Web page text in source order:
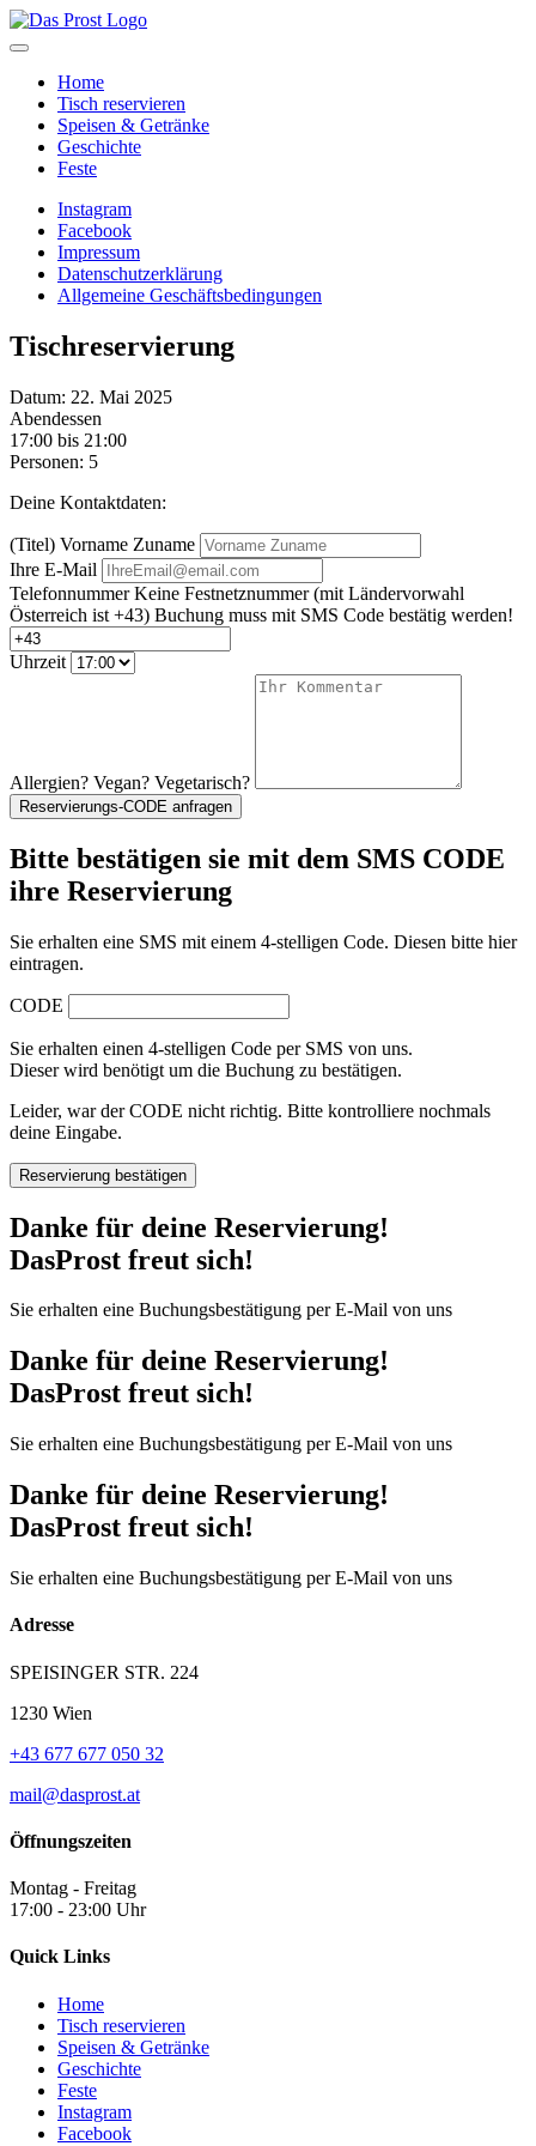
Home
Tisch reservieren
Speisen & Getränke
Geschichte
Feste
Instagram
Facebook
Impressum
Datenschutzerklärung
Allgemeine Geschäftsbedingungen
Tischreservierung
Datum: 22. Mai 2025
Abendessen
17:00 bis 21:00
Personen: 5
Deine Kontaktdaten:
(Titel) Vorname Zuname
Ihre E-Mail
TelefonnummerKeine Festnetznummer (mit Ländervorwahl
Österreich ist +43) Buchung muss mit SMS Code bestätig werden!
Uhrzeit
Allergien? Vegan? Vegetarisch?
Reservierungs-CODE anfragen
Bitte bestätigen sie mit dem SMS CODE
ihre Reservierung
Sie erhalten eine SMS mit einem 4-stelligen Code. Diesen bitte hier
eintragen.
CODE
Sie erhalten einen 4-stelligen Code per SMS von uns.
Dieser wird benötigt um die Buchung zu bestätigen.
Leider, war der CODE nicht richtig. Bitte kontrolliere nochmals
deine Eingabe.
Reservierung bestätigen
Danke für deine Reservierung!
DasProst freut sich!
Sie erhalten eine Buchungsbestätigung per E-Mail von uns
Danke für deine Reservierung!
DasProst freut sich!
Sie erhalten eine Buchungsbestätigung per E-Mail von uns
Danke für deine Reservierung!
DasProst freut sich!
Sie erhalten eine Buchungsbestätigung per E-Mail von uns
Adresse
SPEISINGER STR. 224
1230 Wien
+43 677 677 050 32
mail@dasprost.at
Öffnungszeiten
Montag - Freitag
17:00 - 23:00 Uhr
Quick Links
Home
Tisch reservieren
Speisen & Getränke
Geschichte
Feste
Instagram
Facebook